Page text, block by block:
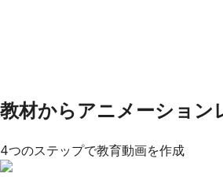
教材からアニメーション
4つのステップで教育動画を作成